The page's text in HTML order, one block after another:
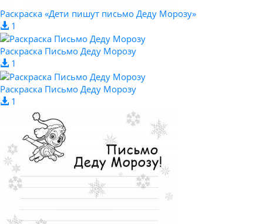
Раскраска «Дети пишут письмо Деду Морозу»
1
Раскраска Письмо Деду Морозу
1
Раскраска Письмо Деду Морозу
1